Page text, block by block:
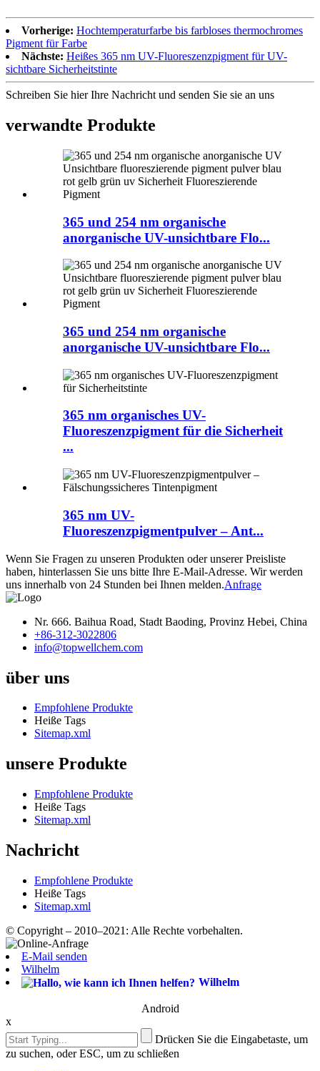
Vorherige: Hochtemperaturfarbe bis farbloses thermochromes
Pigment für Farbe
Nächste: Heißes 365 nm UV-Fluoreszenzpigment für UV-
sichtbare Sicherheitstinte
Schreiben Sie hier Ihre Nachricht und senden Sie sie an uns
verwandte Produkte
365 und 254 nm organische
anorganische UV-unsichtbare Flo...
365 und 254 nm organische
anorganische UV-unsichtbare Flo...
365 nm organisches UV-
Fluoreszenzpigment für die Sicherheit
...
365 nm UV-
Fluoreszenzpigmentpulver – Ant...
Wenn Sie Fragen zu unseren Produkten oder unserer Preisliste
haben, hinterlassen Sie uns bitte Ihre E-Mail-Adresse. Wir werden
uns innerhalb von 24 Stunden bei Ihnen melden.Anfrage
Nr. 666. Baihua Road, Stadt Baoding, Provinz Hebei, China
+86-312-3022806
info@topwellchem.com
über uns
Empfohlene Produkte
Heiße Tags
Sitemap.xml
unsere Produkte
Empfohlene Produkte
Heiße Tags
Sitemap.xml
Nachricht
Empfohlene Produkte
Heiße Tags
Sitemap.xml
© Copyright – 2010–2021: Alle Rechte vorbehalten.
E-Mail senden
Wilhelm
Wilhelm
Android
x
Drücken Sie die Eingabetaste, um
zu suchen, oder ESC, um zu schließen